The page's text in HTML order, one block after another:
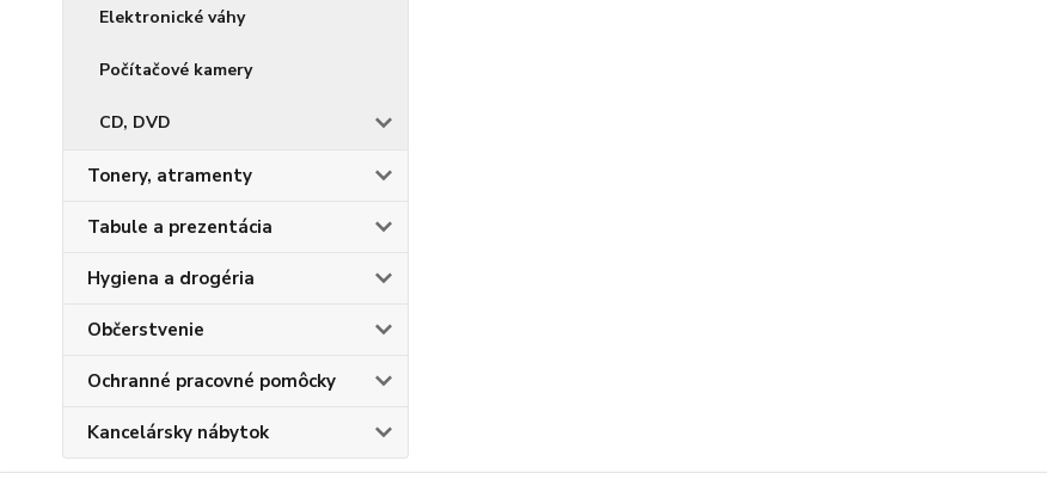
Elektronické váhy
Počítačové kamery
CD, DVD
Tonery, atramenty
Tabule a prezentácia
Hygiena a drogéria
Občerstvenie
Ochranné pracovné pomôcky
Kancelársky nábytok